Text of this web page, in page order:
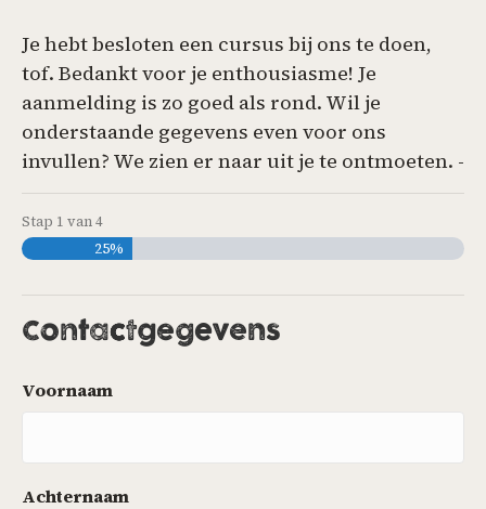
Je hebt besloten een cursus bij ons te doen,
tof. Bedankt voor je enthousiasme! Je
aanmelding is zo goed als rond. Wil je
onderstaande gegevens even voor ons
invullen? We zien er naar uit je te ontmoeten. -
Stap 1 van4
25%
Contactgegevens
Voornaam
Achternaam